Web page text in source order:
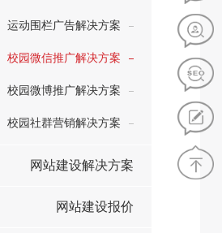
运动围栏广告解决方案
校园微信推广解决方案
校园微博推广解决方案
校园社群营销解决方案
网站建设解决方案
网站建设报价